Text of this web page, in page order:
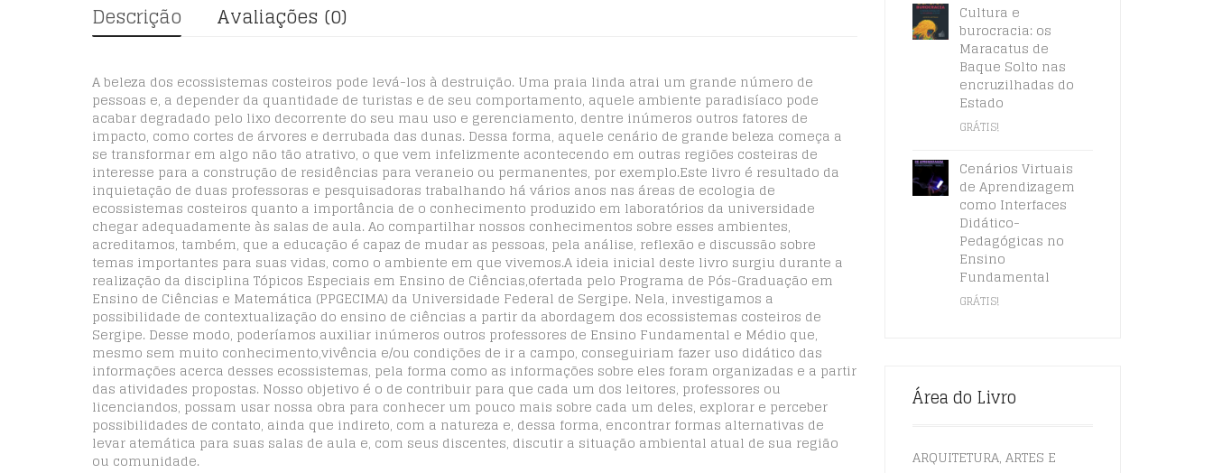
Descrição Avaliações (0)
A beleza dos ecossistemas costeiros pode levá-los à destruição. Uma praia linda atrai um grande número de
pessoas e, a depender da quantidade de turistas e de seu comportamento, aquele ambiente paradisíaco pode
acabar degradado pelo lixo decorrente do seu mau uso e gerenciamento, dentre inúmeros outros fatores de
impacto, como cortes de árvores e derrubada das dunas. Dessa forma, aquele cenário de grande beleza começa a
se transformar em algo não tão atrativo, o que vem infelizmente acontecendo em outras regiões costeiras de
interesse para a construção de residências para veraneio ou permanentes, por exemplo.Este livro é resultado da
inquietação de duas professoras e pesquisadoras trabalhando há vários anos nas áreas de ecologia de
ecossistemas costeiros quanto a importância de o conhecimento produzido em laboratórios da universidade
chegar adequadamente às salas de aula. Ao compartilhar nossos conhecimentos sobre esses ambientes,
acreditamos, também, que a educação é capaz de mudar as pessoas, pela análise, reflexão e discussão sobre
temas importantes para suas vidas, como o ambiente em que vivemos.A ideia inicial deste livro surgiu durante a
realização da disciplina Tópicos Especiais em Ensino de Ciências,ofertada pelo Programa de Pós-Graduação em
Ensino de Ciências e Matemática (PPGECIMA) da Universidade Federal de Sergipe. Nela, investigamos a
possibilidade de contextualização do ensino de ciências a partir da abordagem dos ecossistemas costeiros de
Sergipe. Desse modo, poderíamos auxiliar inúmeros outros professores de Ensino Fundamental e Médio que,
mesmo sem muito conhecimento,vivência e/ou condições de ir a campo, conseguiriam fazer uso didático das
informações acerca desses ecossistemas, pela forma como as informações sobre eles foram organizadas e a partir
das atividades propostas. Nosso objetivo é o de contribuir para que cada um dos leitores, professores ou
licenciandos, possam usar nossa obra para conhecer um pouco mais sobre cada um deles, explorar e perceber
possibilidades de contato, ainda que indireto, com a natureza e, dessa forma, encontrar formas alternativas de
levar atemática para suas salas de aula e, com seus discentes, discutir a situação ambiental atual de sua região
ou comunidade.
Cultura e
burocracia: os
Maracatus de
Baque Solto nas
encruzilhadas do
Estado
GRÁTIS!
Cenários Virtuais
de Aprendizagem
como Interfaces
Didático-
Pedagógicas no
Ensino
Fundamental
GRÁTIS!
Área do Livro
ARQUITETURA, ARTES E